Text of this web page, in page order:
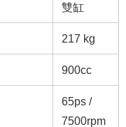
雙缸
217 kg
900cc
65ps /
7500rpm